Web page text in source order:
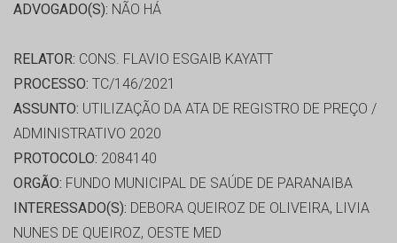
ADVOGADO(S): NÃO HÁ
RELATOR: CONS. FLAVIO ESGAIB KAYATT
PROCESSO: TC/146/2021
ASSUNTO: UTILIZAÇÃO DA ATA DE REGISTRO DE PREÇO /
ADMINISTRATIVO 2020
PROTOCOLO: 2084140
ORGÃO: FUNDO MUNICIPAL DE SAÚDE DE PARANAIBA
INTERESSADO(S): DEBORA QUEIROZ DE OLIVEIRA, LIVIA
NUNES DE QUEIROZ, OESTE MED